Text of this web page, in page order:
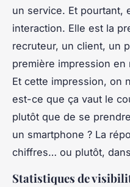
un service. Et pourtant,
interaction. Elle est la
recruteur, un client, un
première impression
Et cette impression, on
est-ce que ça vaut le
plutôt que de se
un smartphone ? La
chiffres… ou plutôt,
Statistiques de